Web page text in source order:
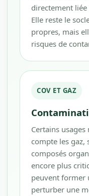
directement liée
Elle reste le
propres, mais
risques de
COV ET GAZ
Certains
compte les gaz,
composés
encore plus
peuvent former
perturber une